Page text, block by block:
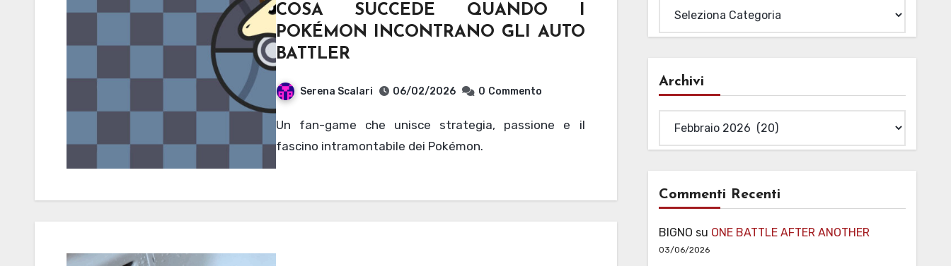
COSA SUCCEDE QUANDO I
POKÉMON INCONTRANO GLI AUTO
BATTLER
Serena Scalari 06/02/2026 0 Commento
Un fan-game che unisce strategia, passione e il
fascino intramontabile dei Pokémon.
Archivi
Commenti Recenti
BIGNO su ONE BATTLE AFTER ANOTHER
03/06/2026